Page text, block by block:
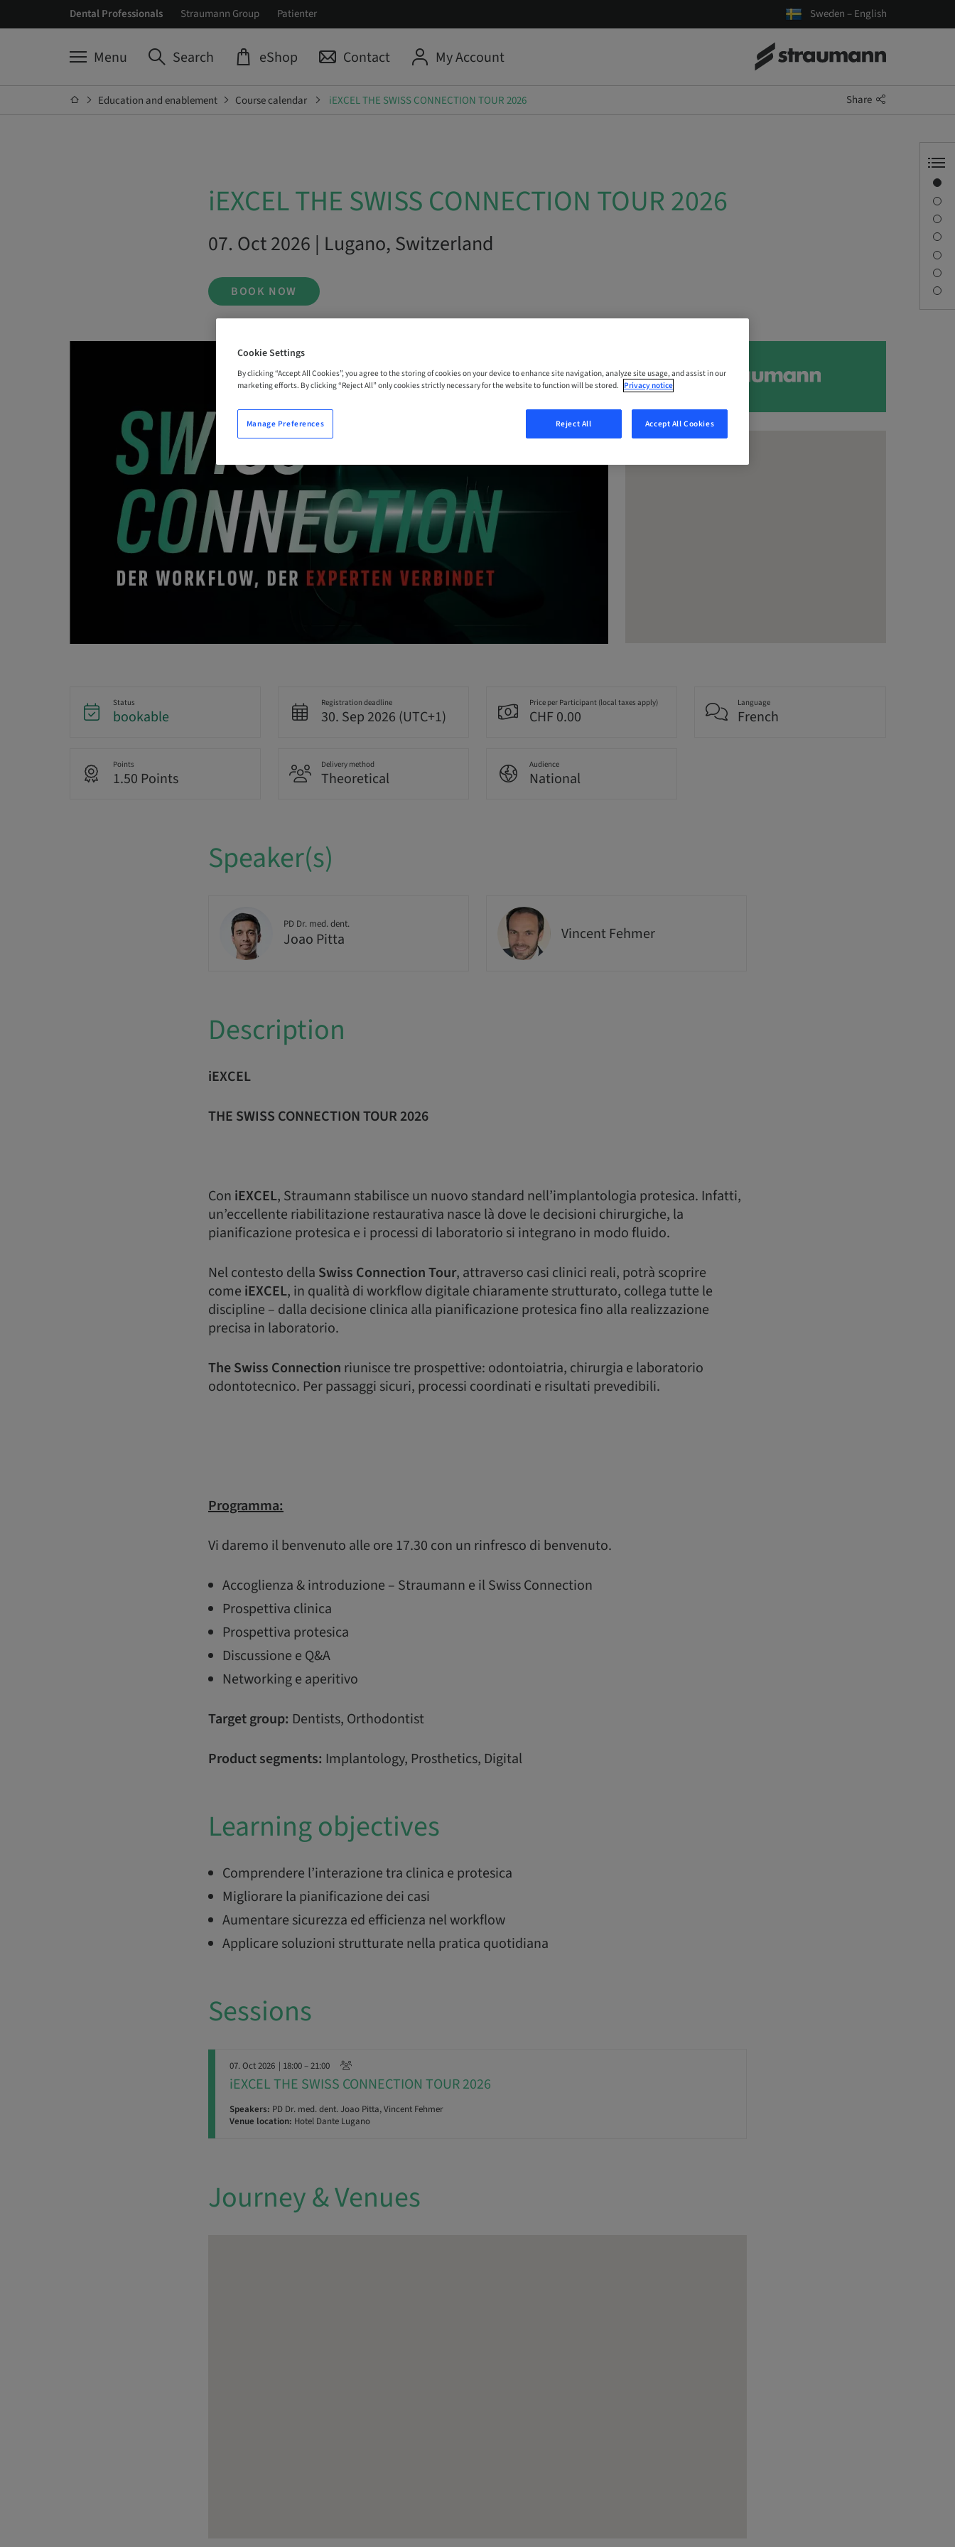
Dental Professionals Straumann Group Patienter Sweden – English
Menu Search eShop Contact My Account
Education and enablement Course calendar iEXCEL THE SWISS CONNECTION TOUR 2026 Share
iEXCEL THE SWISS CONNECTION TOUR 2026
07. Oct 2026 | Lugano, Switzerland
BOOK NOW
Status
bookable
Registration deadline
30. Sep 2026 (UTC+1)
Price per Participant (local taxes apply)
CHF 0.00
Language
French
Points
1.50 Points
Delivery method
Theoretical
Audience
National
Speaker(s)
PD Dr. med. dent.
Joao Pitta Vincent Fehmer
Description
iEXCEL
THE SWISS CONNECTION TOUR 2026
Con iEXCEL, Straumann stabilisce un nuovo standard nell’implantologia protesica. Infatti,
un’eccellente riabilitazione restaurativa nasce là dove le decisioni chirurgiche, la
pianificazione protesica e i processi di laboratorio si integrano in modo fluido.
Nel contesto della Swiss Connection Tour, attraverso casi clinici reali, potrà scoprire
come iEXCEL, in qualità di workflow digitale chiaramente strutturato, collega tutte le
discipline – dalla decisione clinica alla pianificazione protesica fino alla realizzazione
precisa in laboratorio.
The Swiss Connection riunisce tre prospettive: odontoiatria, chirurgia e laboratorio
odontotecnico. Per passaggi sicuri, processi coordinati e risultati prevedibili.
Programma:
Vi daremo il benvenuto alle ore 17.30 con un rinfresco di benvenuto.
Accoglienza & introduzione – Straumann e il Swiss Connection
Prospettiva clinica
Prospettiva protesica
Discussione e Q&A
Networking e aperitivo
Target group: Dentists, Orthodontist
Product segments: Implantology, Prosthetics, Digital
Learning objectives
Comprendere l’interazione tra clinica e protesica
Migliorare la pianificazione dei casi
Aumentare sicurezza ed efficienza nel workflow
Applicare soluzioni strutturate nella pratica quotidiana
Sessions
07. Oct 2026 | 18:00 – 21:00
iEXCEL THE SWISS CONNECTION TOUR 2026
Speakers: PD Dr. med. dent. Joao Pitta, Vincent Fehmer
Venue location: Hotel Dante Lugano
Journey & Venues
Cookie Settings
By clicking “Accept All Cookies”, you agree to the storing of cookies on your device to enhance site navigation, analyze site usage, and assist in our
marketing efforts. By clicking “Reject All” only cookies strictly necessary for the website to function will be stored. Privacy notice
Reject All Accept All Cookies
Manage Preferences